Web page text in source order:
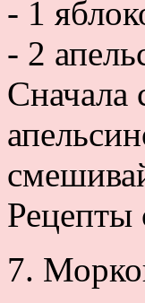
- 1
- 2
Сначала
Рецепты
7.